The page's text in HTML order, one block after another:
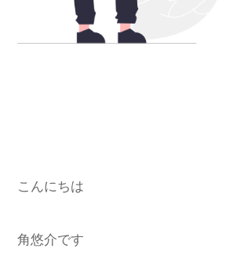
こんにちは
角悠介です